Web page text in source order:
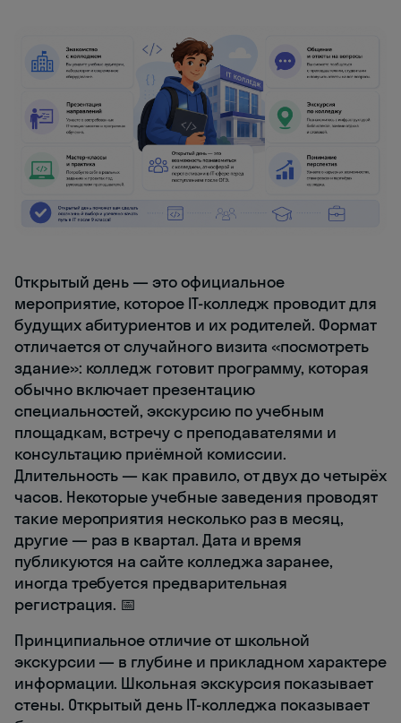
Открытый день — это официальное
мероприятие, которое IT-колледж проводит для
будущих абитуриентов и их родителей. Формат
отличается от случайного визита «посмотреть
здание»: колледж готовит программу, которая
обычно включает презентацию
специальностей, экскурсию по учебным
площадкам, встречу с преподавателями и
консультацию приёмной комиссии.
Длительность — как правило, от двух до четырёх
часов. Некоторые учебные заведения проводят
такие мероприятия несколько раз в месяц,
другие — раз в квартал. Дата и время
публикуются на сайте колледжа заранее,
иногда требуется предварительная
регистрация. 📅
Принципиальное отличие от школьной
экскурсии — в глубине и прикладном характере
информации. Школьная экскурсия показывает
стены. Открытый день IT-колледжа показывает